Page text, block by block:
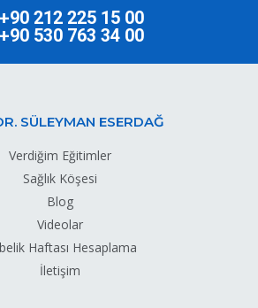
+90 212 225 15 00
+90 530 763 34 00
SÜLEYMAN ESERDAĞ
Verdiğim Eğitimler
Sağlık Köşesi
Blog
Videolar
Haftası Hesaplama
İletişim